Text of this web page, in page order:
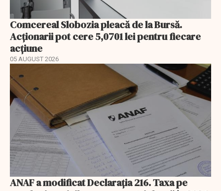
Comcereal Slobozia pleacă de la Bursă.
Acționarii pot cere 5,0701 lei pentru fiecare
acțiune
05 AUGUST 2026
ANAF a modificat Declarația 216. Taxa pe